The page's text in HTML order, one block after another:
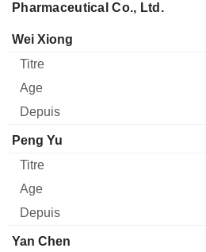
Pharmaceutical Co., Ltd.
Dirigeant Titre
Wei Xiong
Peng Yu
Yan Chen